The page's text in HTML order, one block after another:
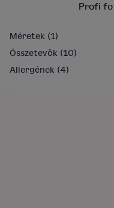
Profi
Méretek (1)
Összetevők (10)
Allergének (4)